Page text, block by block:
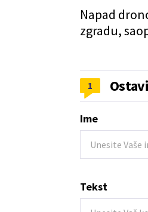
Napad
zgradu,
1
Ime
Tekst